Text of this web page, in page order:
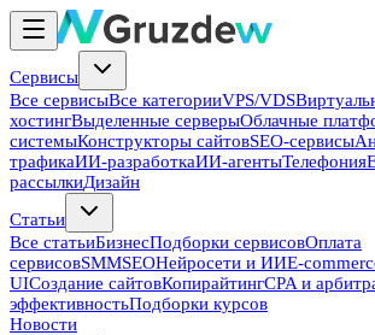
Сервисы
Все сервисыВсе категорииVPS/VDS
хостингВыделенные серверыОблачные
системыКонструкторы сайтовSEO-сервисы
трафикаИИ-разработкаИИ-агентыТелефония
рассылкиДизайн
Статьи
Все статьиБизнесПодборки сервисовОплата
сервисовSMMSEOНейросети и ИИE-
UIСоздание сайтовКопирайтингCPA и
эффективностьПодборки курсов
Новости